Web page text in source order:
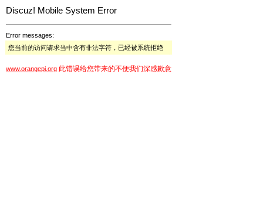
Discuz! Mobile System Error
Error messages:
您当前的访问请求当中含有非法字符，已经被系统拒绝
www.orangepi.org 此错误给您带来的不便我们深感歉意